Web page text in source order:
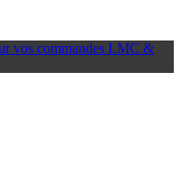
vos commandes LMC &